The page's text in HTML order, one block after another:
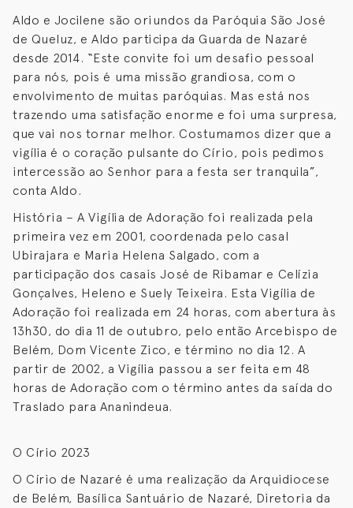
Aldo e Jocilene são oriundos da Paróquia São José
de Queluz, e Aldo participa da Guarda de Nazaré
desde 2014. “Este convite foi um desafio pessoal
para nós, pois é uma missão grandiosa, com o
envolvimento de muitas paróquias. Mas está nos
trazendo uma satisfação enorme e foi uma surpresa,
que vai nos tornar melhor. Costumamos dizer que a
vigília é o coração pulsante do Círio, pois pedimos
intercessão ao Senhor para a festa ser tranquila”,
conta Aldo.
História – A Vigília de Adoração foi realizada pela
primeira vez em 2001, coordenada pelo casal
Ubirajara e Maria Helena Salgado, com a
participação dos casais José de Ribamar e Celízia
Gonçalves, Heleno e Suely Teixeira. Esta Vigília de
Adoração foi realizada em 24 horas, com abertura às
13h30, do dia 11 de outubro, pelo então Arcebispo de
Belém, Dom Vicente Zico, e término no dia 12. A
partir de 2002, a Vigília passou a ser feita em 48
horas de Adoração com o término antes da saída do
Traslado para Ananindeua.
O Círio 2023
O Círio de Nazaré é uma realização da Arquidiocese
de Belém, Basílica Santuário de Nazaré, Diretoria da